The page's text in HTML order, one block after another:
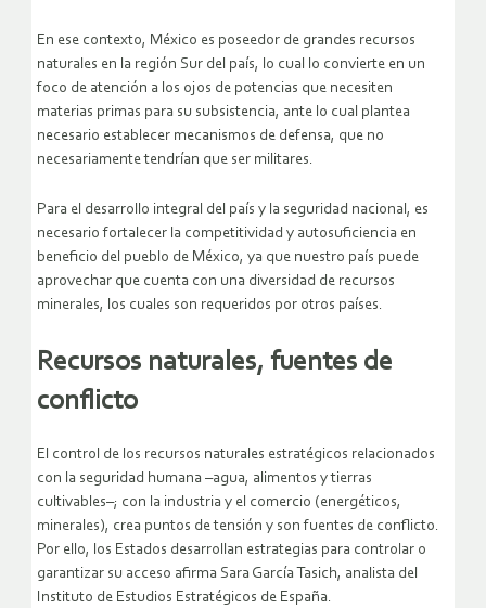
En ese contexto, México es poseedor de grandes recursos
naturales en la región Sur del país, lo cual lo convierte en un
foco de atención a los ojos de potencias que necesiten
materias primas para su subsistencia, ante lo cual plantea
necesario establecer mecanismos de defensa, que no
necesariamente tendrían que ser militares.
Para el desarrollo integral del país y la seguridad nacional, es
necesario fortalecer la competitividad y autosuficiencia en
beneficio del pueblo de México, ya que nuestro país puede
aprovechar que cuenta con una diversidad de recursos
minerales, los cuales son requeridos por otros países.
Recursos naturales, fuentes de
conflicto
El control de los recursos naturales estratégicos relacionados
con la seguridad humana –agua, alimentos y tierras
cultivables–; con la industria y el comercio (energéticos,
minerales), crea puntos de tensión y son fuentes de conflicto.
Por ello, los Estados desarrollan estrategias para controlar o
garantizar su acceso afirma Sara García Tasich, analista del
Instituto de Estudios Estratégicos de España.